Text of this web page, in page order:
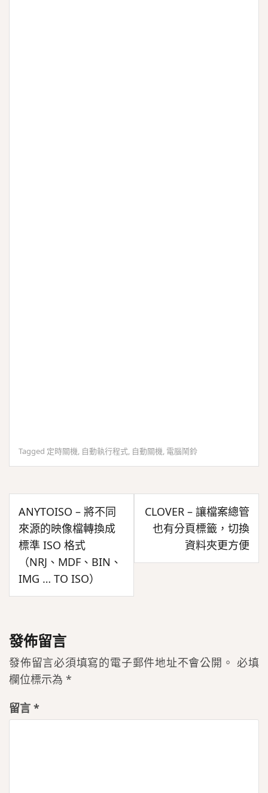
Tagged 定時關機, 自動執行程式, 自動關機, 電腦鬧鈴
文
章
導
覽
ANYTOISO – 將不同
來源的映像檔轉換成
標準 ISO 格式
（NRJ、MDF、BIN、
IMG … TO ISO）
CLOVER – 讓檔案總管
也有分頁標籤，切換
資料夾更方便
發佈留言
發佈留言必須填寫的電子郵件地址不會公開。 必填
欄位標示為 *
留言 *